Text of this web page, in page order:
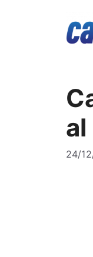
24/